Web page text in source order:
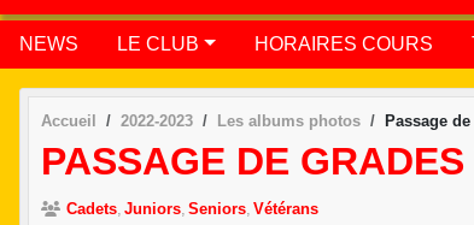
NEWS LE CLUB HORAIRES COURS
Accueil 2022-2023 Les albums photos Passage
PASSAGE DE
Cadets Juniors Seniors Vétérans